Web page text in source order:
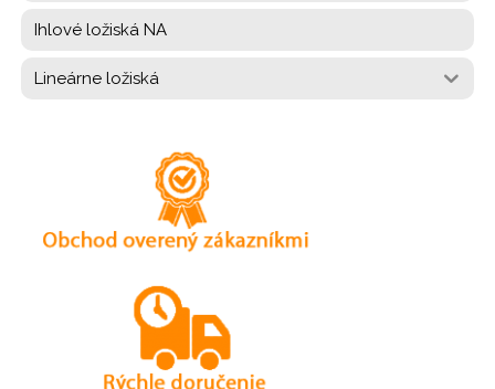
Ihlové ložiská NA
Lineárne ložiská